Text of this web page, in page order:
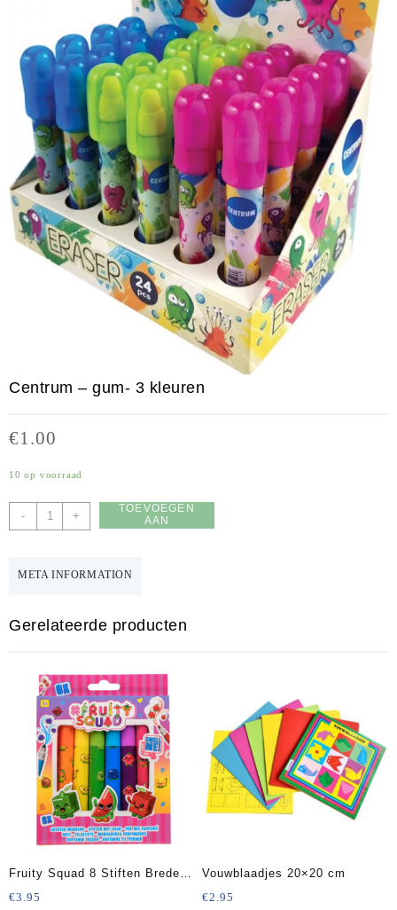
Centrum – gum- 3 kleuren
€1.00
10 op voorraad
-
Centrum
-
+
TOEVOEGEN
AAN
META INFORMATION
Gerelateerde producten
Fruity Squad 8 Stiften Brede
Punt met Geur
€3.95
Vouwblaadjes 20×20 cm
€2.95